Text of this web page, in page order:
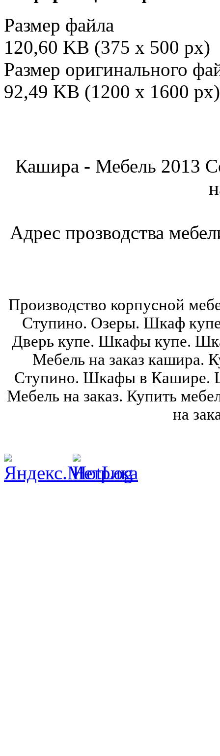
Размер файла
120,60 KB (375 x 500 px)
Размер оригинального
92,49 KB (1200 x 1600 px)
Кашира - Мебель 2013
Адрес прозводства
Производство корпусной
Ступино. Озеры. Шкаф
Дверь купе. Шкафы купе.
Мебель на заказ кашира.
Ступино. Шкафы в Кашире.
Мебель на заказ. Купить
на